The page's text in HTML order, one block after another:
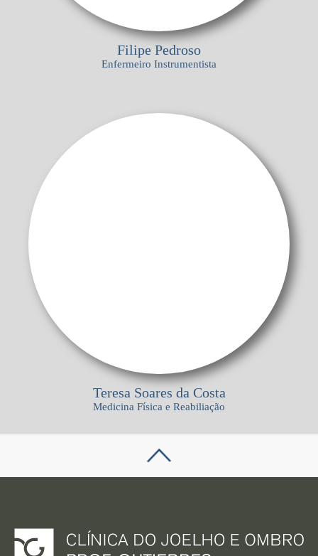
Filipe Pedroso
Enfermeiro Instrumentista
Teresa Soares da Costa
Medicina Fí­sica e Reabiliação